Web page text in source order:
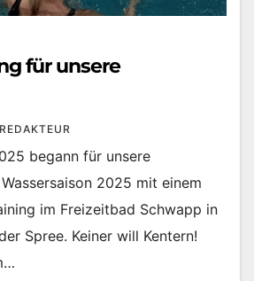
für unsere
REDAKTEUR
begann für unsere
2025 mit einem
im Freizeitbad Schwapp in
Spree. Keiner will Kentern!